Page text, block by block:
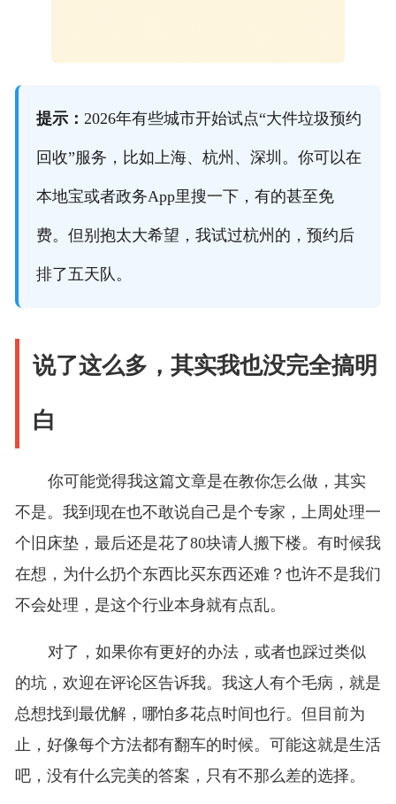
提示： 2026年有些城市开始试点“大件垃圾预约
回收”服务，比如上海、杭州、深圳。你可以在
本地宝或者政务App里搜一下，有的甚至免
费。但别抱太大希望，我试过杭州的，预约后
排了五天队。
说了这么多，其实我也没完全搞明
白
你可能觉得我这篇文章是在教你怎么做，其实
不是。我到现在也不敢说自己是个专家，上周处理一
个旧床垫，最后还是花了80块请人搬下楼。有时候我
在想，为什么扔个东西比买东西还难？也许不是我们
不会处理，是这个行业本身就有点乱。
对了，如果你有更好的办法，或者也踩过类似
的坑，欢迎在评论区告诉我。我这人有个毛病，就是
总想找到最优解，哪怕多花点时间也行。但目前为
止，好像每个方法都有翻车的时候。可能这就是生活
吧，没有什么完美的答案，只有不那么差的选择。